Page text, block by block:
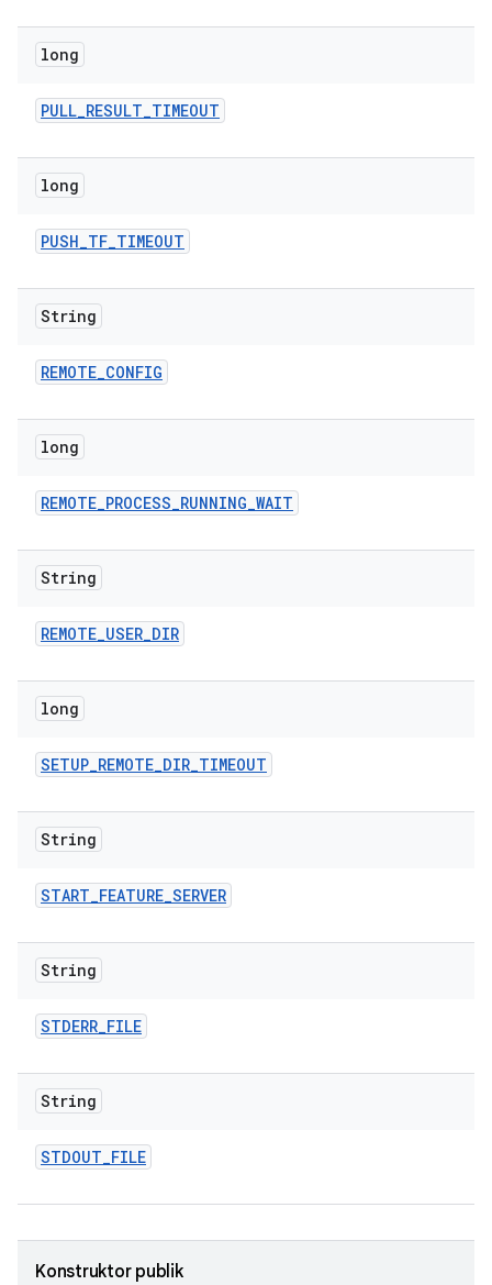
long
PULL_RESULT_TIMEOUT
long
PUSH_TF_TIMEOUT
String
REMOTE_CONFIG
long
REMOTE_PROCESS_RUNNING_WAIT
String
REMOTE_USER_DIR
long
SETUP_REMOTE_DIR_TIMEOUT
String
START_FEATURE_SERVER
String
STDERR_FILE
String
STDOUT_FILE
Konstruktor publik